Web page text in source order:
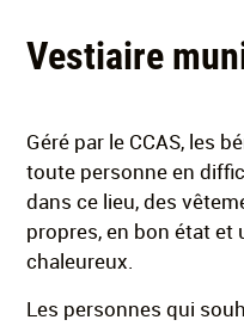
Vestiaire
Géré par le CCAS, les
toute personne en
dans ce lieu, des
propres, en bon état et
chaleureux.
Les personnes qui